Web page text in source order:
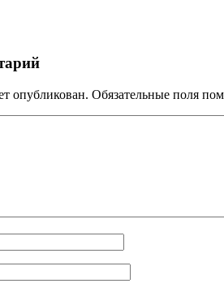
опубликован. Обязательные поля